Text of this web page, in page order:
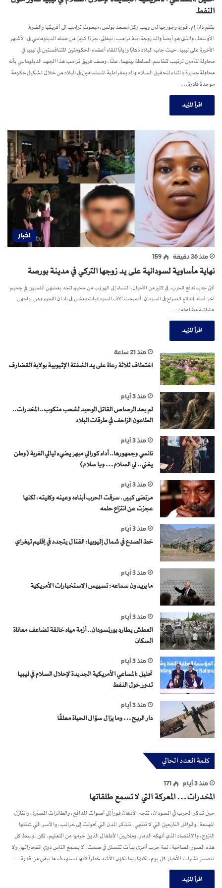
النفط
بقلم دان إم. فورد وجورجيا لين ويب ركز مسعد بولس، مبعوث ترامب إلى أفريقيا والشرق
الأوسط، والذي هو أيضاً والد زوجة ابنة ترامب، تيفاني، جزءًا كبيرًا من عمله الدبلوماسي في الأشهر
الأخيرة على ليبيا، حيث جاب البلاد ذهابًا وإيابًا للقاء أعضاء الحكومتين المتنافستين في ليبيا في
محاولة لتأمين ترتيب لتقاسم السلطة بينهما. علنًا، وصف فريق ترامب هذا الجهد الدبلوماسي بأنه
محاولة جديرة بالثناء لتحقيق السلام والديمقراطية المستدامين في البلاد من خلال تشكيل حكومة
موحدة قادرة…
اقرأ المزيد
اخبار
منذ 36 دقيقة 159
نهاية مأساوية لسودانية على يد زوجها التركي في مدينة بورصة
أفق جديد تدفع الحرب، في كثير من الأحيان، النساء إلى الهروب من جحيمٍ لتجد بعضهن أنفسهن في جحيم
آخر. فمنذ اندلاع الصراع في السودان، أصبحت آلاف السودانيات يعشن في بلدان اللجوء وهن يواجهن
هشاشة مضاعفة؛…
اقرأ المزيد
منذ 21 ساعة
اختطاف ثلاثة رعاة على يد الشفتة الإثيوبية بولاية القضارف
منذ 3 أيام
لم يعد الرصاص القاتل الوحيد لشعب منكوب.. المخدرات..
الطاعون الزاحف في طرقات البلاد
منذ 3 أيام
نانسي وجمهورها.. أداء كورالي مبهر يضيء ليالي الغربة (وطن
يغني.. لي السلام… ويا سلام)
منذ 3 أيام
مرتضى كبير.. سرقت الحرب أبناءه وعينه وكليته، لكنها
عجزت عن انتزاع حلمه
منذ 3 أيام
خط الصدع في شمال إثيوبيا: القتال يتجدد في إقليم تيغراي
منذ 3 أيام
ما يريدون سماعه: تسييس الاستخبارات الأمريكية
منذ 3 أيام
العطش يطارد بورتسودان.. أزمة مياه خانقة تضاعف معاناة
السكان
منذ 3 أيام
تحليل :المساعي الأمريكية الجديدة لإحلال السلام في ليبيا
تدور حول النفط
منذ 3 أيام
دار الريح… وما يزال سؤال الحياة معلقًا
كلمة العدد الحالي
منذ 3 أيام 171
المخدرات… المعركة التي لا تسمع طلقاتها
حين تُذكر الحرب في السودان، تتجه الأذهان فوراً إلى أصوات المدافع، والطائرات المسيّرة، والمنازل
المهدمة، وقوافل النازحين التي لا تنتهي. نتذكر المدن التي تحولت إلى خرائب، والأسر التي شتتها
النزوح، والاقتصاد الذي أنهكه الدمار، وملايين الأطفال الذين حُرموا من التعليم. لكن، وسط كل
هذه الصور الصاخبة، ثمة حرب أخرى بدأت تتسلل في صمت، لا يسمع الناس دوي انفجاراتها، ولا
تتصدر نشرات الأخبار كل يوم، لكنها ربما تكون الأشد خطراً لأنها تستهدف ما تبقى من قدرة…
اقرأ المزيد